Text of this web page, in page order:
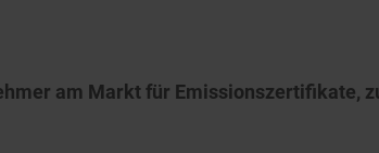
am Markt für Emissionszertifikate,